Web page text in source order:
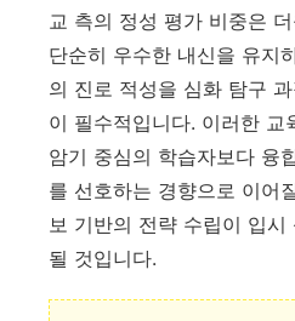
교 측의 정성 평가 비중은
단순히 우수한 내신을 유지
의 진로 적성을 심화 탐구
이 필수적입니다. 이러한 교
암기 중심의 학습자보다 융
를 선호하는 경향으로 이어
보 기반의 전략 수립이 입
될 것입니다.